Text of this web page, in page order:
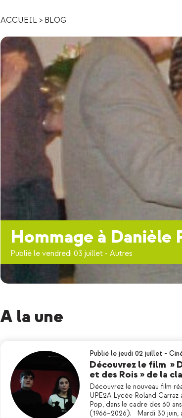
ACCUEIL > BLOG
Hommage à
Publié le vendredi 03 juillet - Autres
A la une
Publié le jeudi 02 juillet -
Découvrez le film »
et des Rois » de la
Découvrez le nouveau film
UPE2A Lycée Roland Carraz
Pop, dans le cadre des 60
(1966–2026). Mardi 30 juin,